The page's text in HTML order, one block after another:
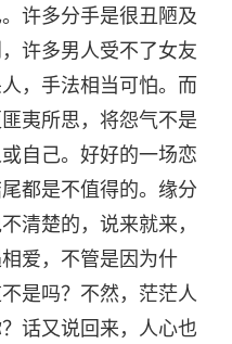
许多分手是很丑陋及
许多男人受不了女友
，手法相当可怕。而
夷所思，将怨气不是
自己。好好的一场恋
都是不值得的。缘分
清楚的，说来就来，
爱，不管是因为什
是吗？不然，茫茫人
话又说回来，人心也